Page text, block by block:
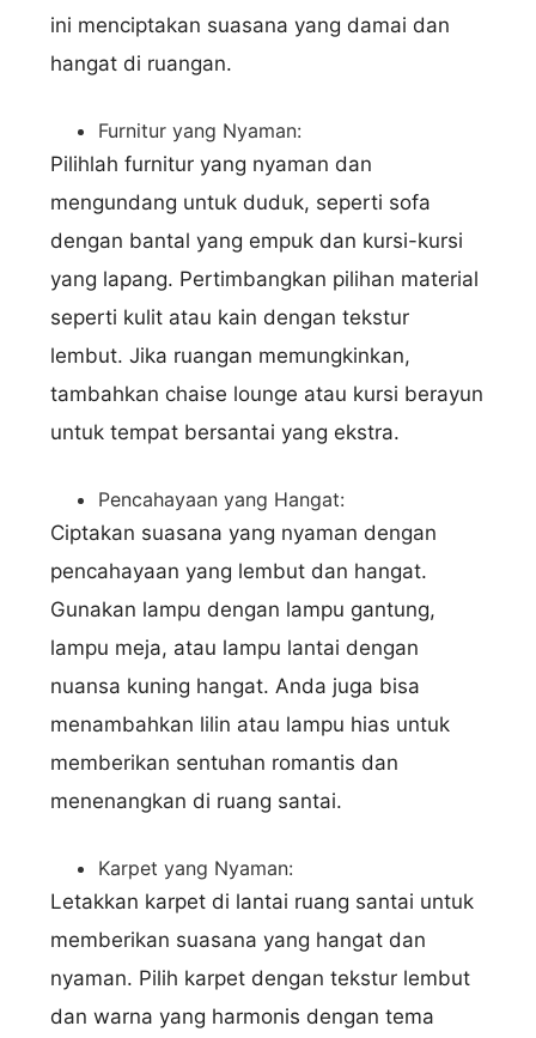
ini menciptakan suasana yang damai dan
hangat di ruangan.
Furnitur yang Nyaman:
Pilihlah furnitur yang nyaman dan
mengundang untuk duduk, seperti sofa
dengan bantal yang empuk dan kursi-kursi
yang lapang. Pertimbangkan pilihan material
seperti kulit atau kain dengan tekstur
lembut. Jika ruangan memungkinkan,
tambahkan chaise lounge atau kursi berayun
untuk tempat bersantai yang ekstra.
Pencahayaan yang Hangat:
Ciptakan suasana yang nyaman dengan
pencahayaan yang lembut dan hangat.
Gunakan lampu dengan lampu gantung,
lampu meja, atau lampu lantai dengan
nuansa kuning hangat. Anda juga bisa
menambahkan lilin atau lampu hias untuk
memberikan sentuhan romantis dan
menenangkan di ruang santai.
Karpet yang Nyaman:
Letakkan karpet di lantai ruang santai untuk
memberikan suasana yang hangat dan
nyaman. Pilih karpet dengan tekstur lembut
dan warna yang harmonis dengan tema